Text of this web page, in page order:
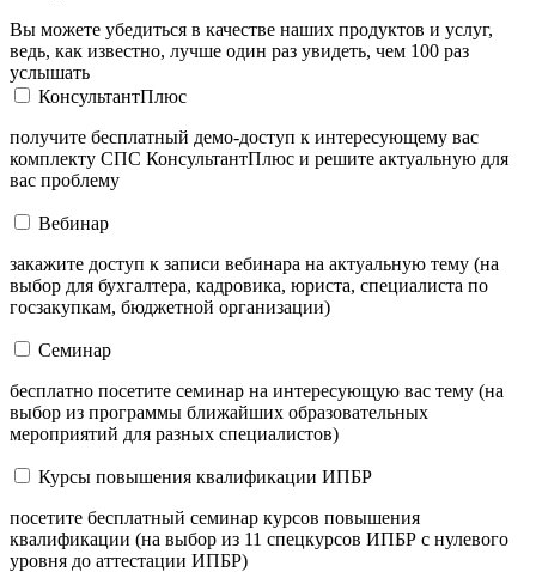
Вы можете убедиться в качестве наших продуктов и услуг,
ведь, как известно, лучше один раз увидеть, чем 100 раз
услышать
КонсультантПлюс
получите бесплатный демо-доступ к интересующему вас
комплекту СПС КонсультантПлюс и решите актуальную для
вас проблему
Вебинар
закажите доступ к записи вебинара на актуальную тему (на
выбор для бухгалтера, кадровика, юриста, специалиста по
госзакупкам, бюджетной организации)
Семинар
бесплатно посетите семинар на интересующую вас тему (на
выбор из программы ближайших образовательных
мероприятий для разных специалистов)
Курсы повышения квалификации ИПБР
посетите бесплатный семинар курсов повышения
квалификации (на выбор из 11 спецкурсов ИПБР с нулевого
уровня до аттестации ИПБР)